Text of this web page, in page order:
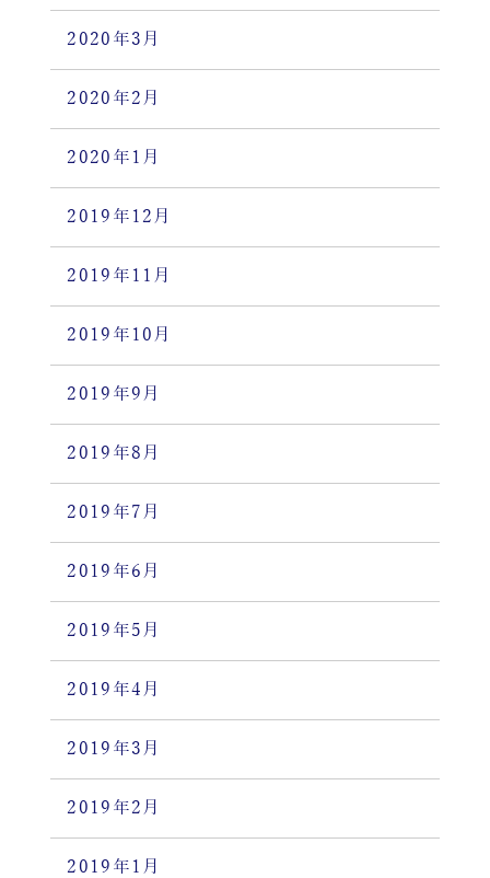
2020年3月
2020年2月
2020年1月
2019年12月
2019年11月
2019年10月
2019年9月
2019年8月
2019年7月
2019年6月
2019年5月
2019年4月
2019年3月
2019年2月
2019年1月